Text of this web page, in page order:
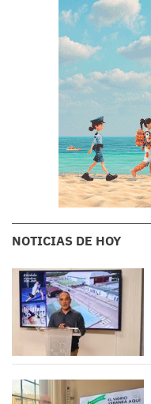
NOTICIAS DE HOY